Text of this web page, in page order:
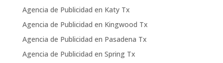
Agencia de Publicidad en Katy Tx
Agencia de Publicidad en Kingwood Tx
Agencia de Publicidad en Pasadena Tx
Agencia de Publicidad en Spring Tx